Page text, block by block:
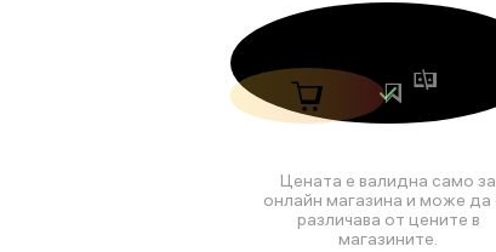
Цената е валидна само за
онлайн магазина и може да
различава от цените в
магазините.